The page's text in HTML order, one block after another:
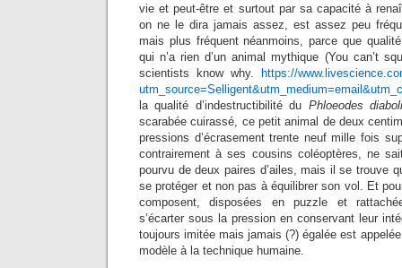
vie et peut-être et surtout par sa capacité à
on ne le dira jamais assez, est assez peu
mais plus fréquent néanmoins, parce que
qui n’a rien d’un animal mythique (You can’t
scientists know why.
https://
la qualité d’indestructibilité du Phloeodes
scarabée cuirassé, ce petit animal de deux
pressions d’écrasement trente neuf mille fois
contrairement à ses cousins coléoptères, ne
pourvu de deux paires d’ailes, mais il se trouve
se protéger et non pas à équilibrer son vol. Et
composent, disposées en puzzle et
s’écarter sous la pression en conservant leur
toujours imitée mais jamais (?) égalée est
modèle à la technique humaine.